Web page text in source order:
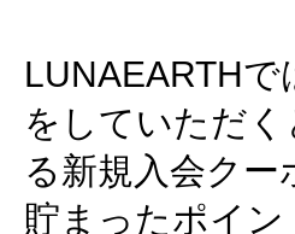
LUNAEARTH
をしていただ
る新規入会ク
貯まったポイ